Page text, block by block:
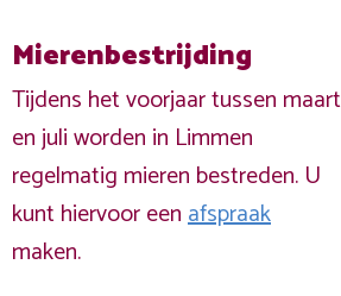
Mierenbestrijding
Tijdens het voorjaar tussen maart
en juli worden in Limmen
regelmatig mieren bestreden. U
kunt hiervoor eenafspraak
maken.